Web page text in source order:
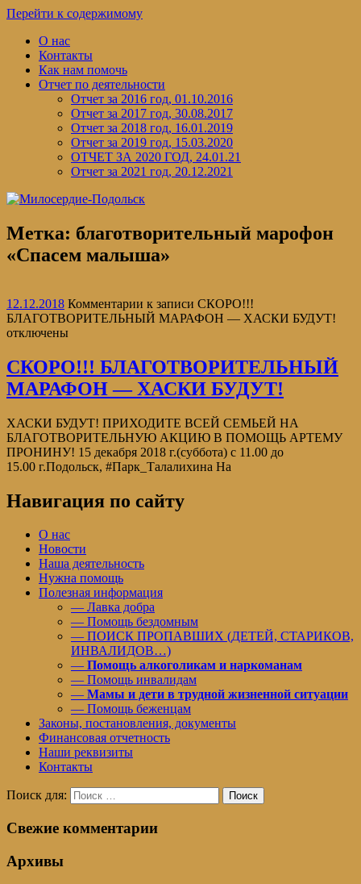
Перейти к содержимому
О нас
Контакты
Как нам помочь
Отчет по деятельности
Отчет за 2016 год, 01.10.2016
Отчет за 2017 год, 30.08.2017
Отчет за 2018 год, 16.01.2019
Отчет за 2019 год, 15.03.2020
ОТЧЕТ ЗА 2020 ГОД, 24.01.21
Отчет за 2021 год, 20.12.2021
Метка: благотворительный марофон
«Спасем малыша»
12.12.2018 Комментарии к записи СКОРО!!!
БЛАГОТВОРИТЕЛЬНЫЙ МАРАФОН — ХАСКИ БУДУТ!
отключены
СКОРО!!! БЛАГОТВОРИТЕЛЬНЫЙ
МАРАФОН — ХАСКИ БУДУТ!
ХАСКИ БУДУТ! ПРИХОДИТЕ ВСЕЙ СЕМЬЕЙ НА
БЛАГОТВОРИТЕЛЬНУЮ АКЦИЮ В ПОМОЩЬ АРТЕМУ
ПРОНИНУ! 15 декабря 2018 г.(суббота) с 11.00 до
15.00 г.Подольск, #Парк_Талалихина На
Навигация по сайту
О нас
Новости
Наша деятельность
Нужна помощь
Полезная информация
— Лавка добра
— Помощь бездомным
— ПОИСК ПРОПАВШИХ (ДЕТЕЙ, СТАРИКОВ,
ИНВАЛИДОВ…)
— Помощь алкоголикам и наркоманам
— Помощь инвалидам
— Мамы и дети в трудной жизненной ситуации
— Помощь беженцам
Законы, постановления, документы
Финансовая отчетность
Наши реквизиты
Контакты
Поиск для: Поиск
Свежие комментарии
Архивы